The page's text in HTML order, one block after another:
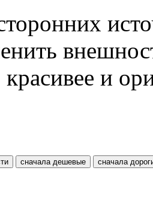
красивее и